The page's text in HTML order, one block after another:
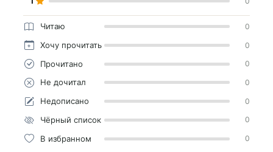
Читаю 0
Хочу прочитать 0
Прочитано 0
Не дочитал 0
Недописано 0
Чёрный список 0
В избранном 0